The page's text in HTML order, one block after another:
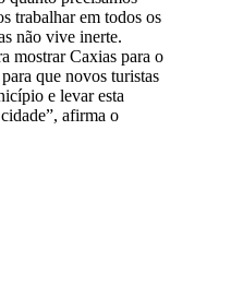
trabalhar em todos os
não vive inerte.
mostrar Caxias para o
que novos turistas
e levar esta
afirma o